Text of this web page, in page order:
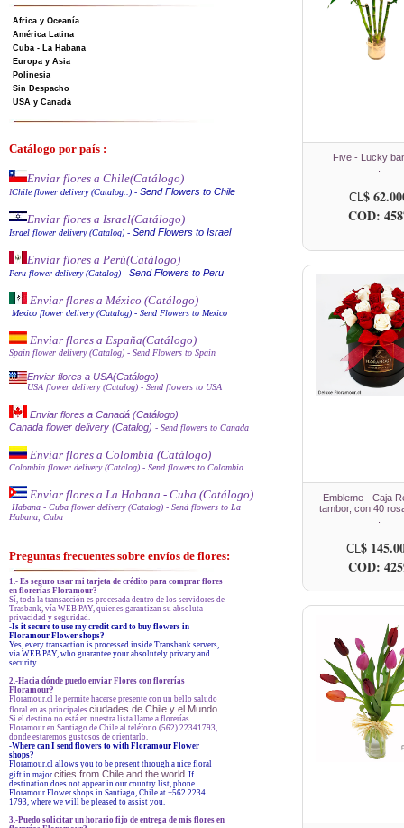
Africa y Oceanía
América Latina
Cuba - La Habana
Europa y Asia
Polinesia
Sin Despacho
USA y Canadá
Catálogo por país :
Enviar flores a Chile(Catálogo)
IChile flower delivery (Catalog..) - Send Flowers to Chile
Enviar flores a Israel(Catálogo)
Israel flower delivery (Catalog) - Send Flowers to Israel
Enviar flores a Perú(Catálogo)
Peru flower delivery (Catalog) - Send Flowers to Peru
Enviar flores a México (Catálogo)
Mexico flower delivery (Catalog) - Send Flowers to Mexico
Enviar flores a España(Catálogo)
Spain flower delivery (Catalog) - Send Flowers to Spain
Enviar flores a USA(Catálogo)
USA flower delivery (Catalog) - Send flowers to USA
Enviar flores a Canadá (Catálogo)
Canada flower delivery (Catalog) - Send flowers to Canada
Enviar flores a Colombia (Catálogo)
Colombia flower delivery (Catalog) - Send flowers to Colombia
Enviar flores a La Habana - Cuba (Catálogo)
Habana - Cuba flower delivery (Catalog) - Send flowers to La
Habana, Cuba
Preguntas frecuentes sobre envíos de flores:
1.- Es seguro usar mi tarjeta de crédito para comprar flores
en florerías Floramour?
Sí, toda la transacción es procesada dentro de los servidores de
Trasbank, vía WEB PAY, quienes garantizan su absoluta
privacidad y seguridad.
-Is it secure to use my credit card to buy flowers in
Floramour Flower shops?
Yes, every transaction is processed inside Transbank servers,
via WEB PAY, who guarantee your absolutely privacy and
security.
2.-Hacia dónde puedo enviar Flores con florerías
Floramour?
Floramour.cl le permite hacerse presente con un bello saludo
floral en as principales ciudades de Chile y el Mundo.
Si el destino no está en nuestra lista llame a florerías
Floramour en Santiago de Chile al teléfono (562) 22341793,
donde estaremos gustosos de orientarlo.
-Where can I send flowers to with Floramour Flower
shops?
Floramour.cl allows you to be present through a nice floral
gift in major cities from Chile and the world. If
destination does not appear in our country list, phone
Floramour Flower shops in Santiago, Chile at +562 2234
1793, where we will be pleased to assist you.
3.-Puedo solicitar un horario fijo de entrega de mis flores en
Five - Lucky
CL$
COD:
Embleme - Caja
tambor, con 40
CL$
COD: